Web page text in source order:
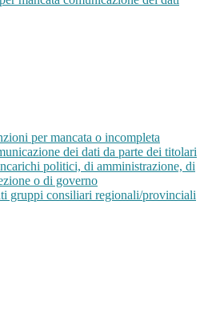
per mancata o incompleta
dei dati da parte dei titolari
politici, di amministrazione, di
o di governo
gruppi consiliari regionali/provinciali